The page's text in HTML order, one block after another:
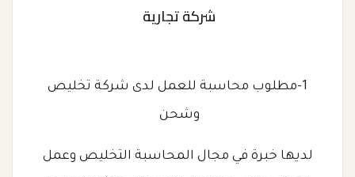
شركة تجارية
1-مطلوب محاسبة للعمل لدى شركة تخليص
وشحن
لديها خبرة في مجال المحاسبة التخليص وعمل